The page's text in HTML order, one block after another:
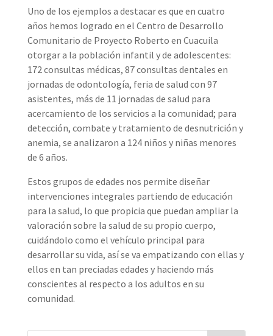
Uno de los ejemplos a destacar es que en cuatro
años hemos logrado en el Centro de Desarrollo
Comunitario de Proyecto Roberto en Cuacuila
otorgar a la población infantil y de adolescentes:
172 consultas médicas, 87 consultas dentales en
jornadas de odontología, feria de salud con 97
asistentes, más de 11 jornadas de salud para
acercamiento de los servicios a la comunidad; para
detección, combate y tratamiento de desnutrición y
anemia, se analizaron a 124 niños y niñas menores
de 6 años.
Estos grupos de edades nos permite diseñar
intervenciones integrales partiendo de educación
para la salud, lo que propicia que puedan ampliar la
valoración sobre la salud de su propio cuerpo,
cuidándolo como el vehículo principal para
desarrollar su vida, así se va empatizando con ellas y
ellos en tan preciadas edades y haciendo más
conscientes al respecto a los adultos en su
comunidad.